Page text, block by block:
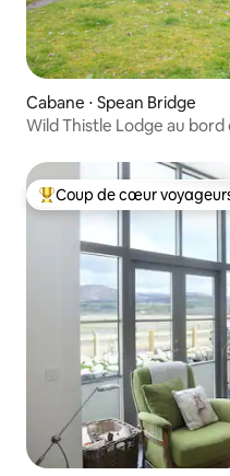
Cabane ⋅ Spean Bridge
Wild Thistle Lodge au
Coups de cœur voyageurs
Coup de cœur